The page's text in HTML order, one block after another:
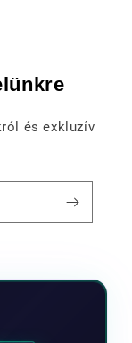
és exkluzív